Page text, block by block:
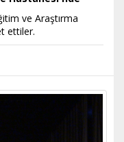
ve Araştırma
ettiler.